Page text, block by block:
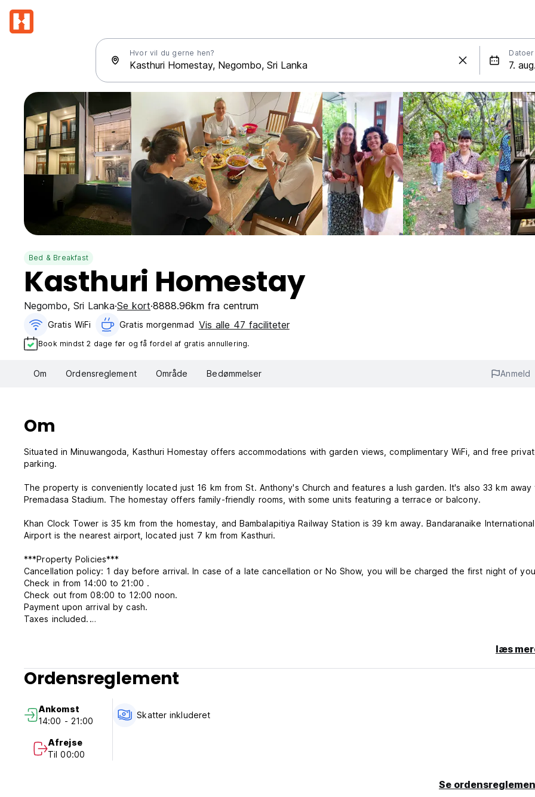
Hvor vil du gerne hen? Datoer
Bed & Breakfast
Kasthuri Homestay
Negombo, Sri Lanka Se kort 8888.96km fra centrum
Gratis WiFi Gratis morgenmad‎ Vis alle 47 faciliteter
Book mindst 2 dage før og få fordel af gratis annullering.
Om Ordensreglement Område Bedømmelser Anmeld
Om
Situated in Minuwangoda, Kasthuri Homestay offers accommodations with garden views, complimentary WiFi, and free
parking.
The property is conveniently located just 16 km from St. Anthony's Church and features a lush garden. It's also 33 km away
Premadasa Stadium. The homestay offers family-friendly rooms, with some units featuring a terrace or balcony.
Khan Clock Tower is 35 km from the homestay, and Bambalapitiya Railway Station is 39 km away. Bandaranaike International
Airport is the nearest airport, located just 7 km from Kasthuri.
***Property Policies***
Cancellation policy: 1 day before arrival. In case of a late cancellation or No Show, you will be charged the first night of
Check in from 14:00 to 21:00 .
Check out from 08:00 to 12:00 noon.
Payment upon arrival by cash.
Taxes included.
læs
Ordensreglement
Ankomst
14:00 - 21:00
Afrejse
Til 00:00
Skatter inkluderet
Se